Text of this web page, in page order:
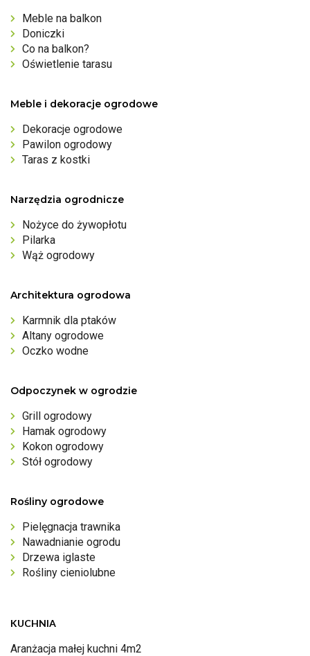
Meble na balkon
Doniczki
Co na balkon?
Oświetlenie tarasu
Meble i dekoracje ogrodowe
Dekoracje ogrodowe
Pawilon ogrodowy
Taras z kostki
Narzędzia ogrodnicze
Nożyce do żywopłotu
Pilarka
Wąż ogrodowy
Architektura ogrodowa
Karmnik dla ptaków
Altany ogrodowe
Oczko wodne
Odpoczynek w ogrodzie
Grill ogrodowy
Hamak ogrodowy
Kokon ogrodowy
Stół ogrodowy
Rośliny ogrodowe
Pielęgnacja trawnika
Nawadnianie ogrodu
Drzewa iglaste
Rośliny cieniolubne
KUCHNIA
Aranżacja małej kuchni 4m2